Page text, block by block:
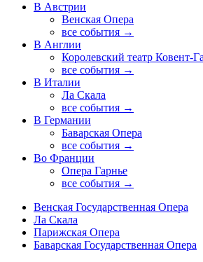
В Австрии
Венская Опера
все события →
В Англии
Королевский театр Ковент-
все события →
В Италии
Ла Скала
все события →
В Германии
Баварская Опера
все события →
Во Франции
Опера Гарнье
все события →
Венская Государственная Опера
Ла Скала
Парижская Опера
Баварская Государственная Опера